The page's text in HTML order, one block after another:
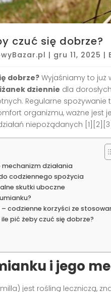
czuć się dobrze?
| gru 11, 2025 |
dobrze?Wyjaśniamy to już
dziennie dla
Regularne spożywanie
organizmu, ważne jest
niepożądanych
działania
codziennego spożycia
skutki uboczne
codzienne korzyści ze
pić żeby czuć się dobrze?
i jego
jest rośliną leczniczą,